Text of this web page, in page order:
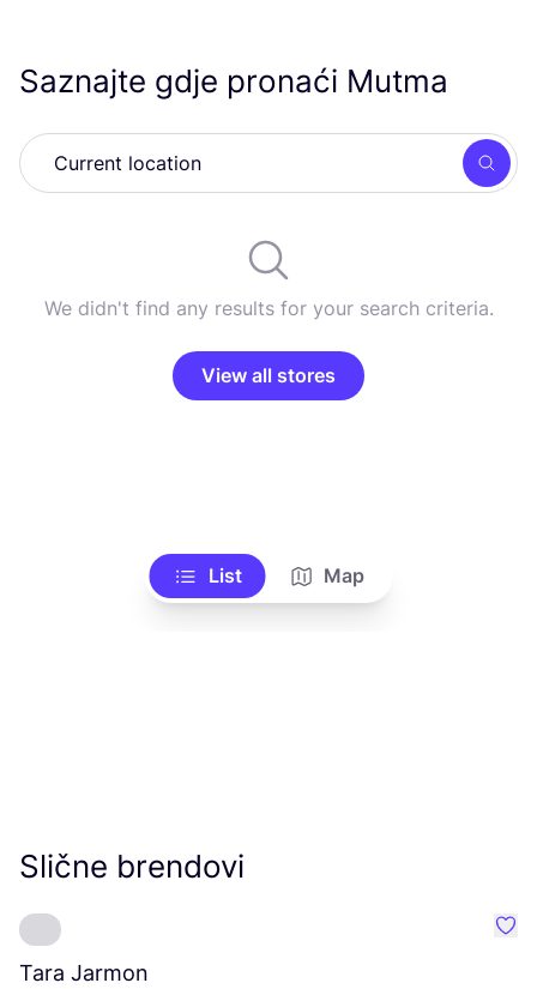
Saznajte gdje pronaći Mutma
We didn't find any results for your search criteria.
View all stores
List Map
Slične brendovi
Tara Jarmon